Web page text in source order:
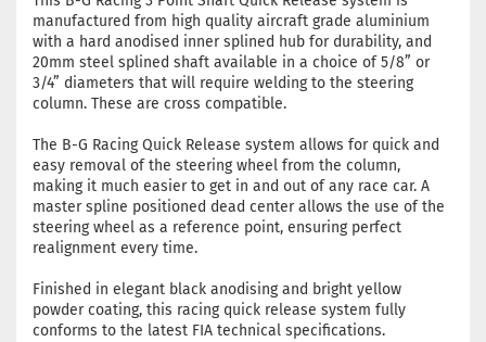
manufactured from high quality aircraft grade aluminium
with a hard anodised inner splined hub for durability, and
20mm steel splined shaft available in a choice of 5/8” or
3/4” diameters that will require welding to the steering
column. These are cross compatible.
The B-G Racing Quick Release system allows for quick and
easy removal of the steering wheel from the column,
making it much easier to get in and out of any race car. A
master spline positioned dead center allows the use of the
steering wheel as a reference point, ensuring perfect
realignment every time.
Finished in elegant black anodising and bright yellow
powder coating, this racing quick release system fully
conforms to the latest FIA technical specifications.